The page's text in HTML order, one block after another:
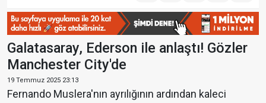
Galatasaray, Ederson ile anlaştı! Gözler
Manchester City'de
19 Temmuz 2025 23:13
Fernando Muslera'nın ayrılığının ardından kaleci